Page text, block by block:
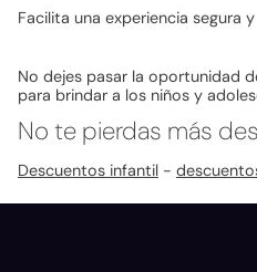
Facilita una experiencia
No dejes pasar la oportunidad
para brindar a los niños y
No te pierdas más
Descuentos infantil -